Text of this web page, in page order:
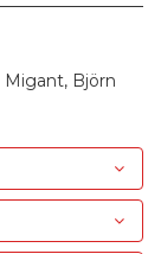
Migant, Björn